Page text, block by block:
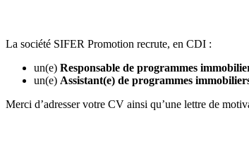
La société SIFER Promotion recrute, en CDI :
un(e) Responsable de programmes
un(e) Assistant(e) de programmes
Merci d’adresser votre CV ainsi qu’une lettre de